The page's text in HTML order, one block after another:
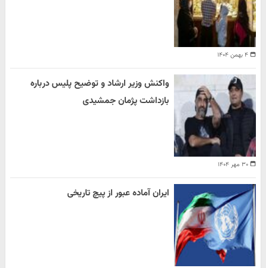
۴ بهمن ۱۴۰۴
۳۰ مهر ۱۴۰۴
واکنش وزیر ارشاد و توضیح پلیس درباره
بازداشت پژمان جمشیدی
ایران آماده عبور از پیچ تاریخی